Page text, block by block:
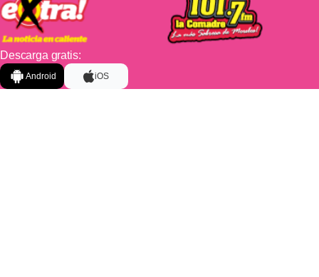
Descarga gratis:
Android iOS